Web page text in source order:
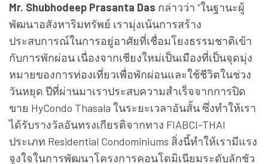
Mr. Shubhodeep Prasanta Das กล่าวว่า “ในฐานะผู้
พัฒนาอสังหาริมทรัพย์ เรามุ่งเน้นการสร้าง
ประสบการณ์ในการอยู่อาศัยที่เชื่อมโยงธรรมชาติเข้า
กับการพักผ่อน เนื่องจากเชียงใหม่เป็นเมืองที่เป็นจุดมุ่ง
หมายของการท่องเที่ยวเพื่อพักผ่อนและใช้ชีวิตในช่วง
วันหยุด ปีที่ผ่านมาเราประสบความสำเร็จจากการปิด
ขาย HyCondo Thasala ในระยะเวลาอันสั้น ซึ่งทำให้เรา
ได้รับรางวัลอันทรงเกียรติจากทาง FIABCI-THAI
ประเภท Residential Condominiums สิ่งนี้ทำให้เรามีแรง
จูงใจในการพัฒนาโครงการคอนโดมิเนียมระดับลักชัว